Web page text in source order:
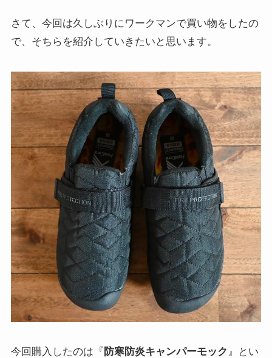
さて、今回は久しぶりにワークマンで買い物をしたの
で、そちらを紹介していきたいと思います。
今回購入したのは『 防寒防炎キャンパーモック 』とい